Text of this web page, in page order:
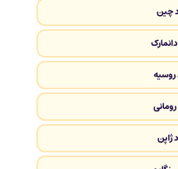
چین
روسیه
ژاپن